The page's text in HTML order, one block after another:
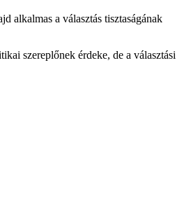
alkalmas a választás tisztaságának
szereplőnek érdeke, de a választási